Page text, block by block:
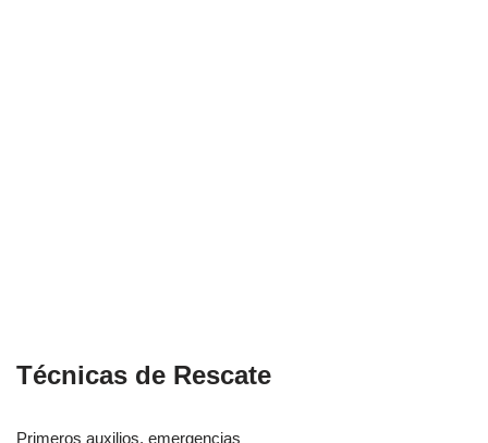
Técnicas de Rescate
Primeros auxilios, emergencias